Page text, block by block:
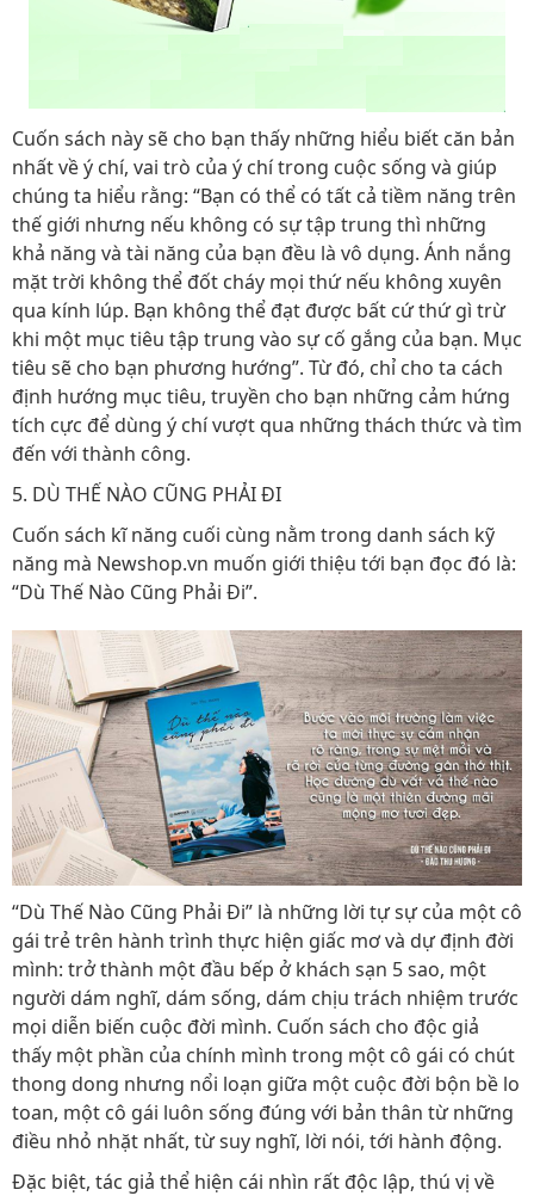
Cuốn sách này sẽ cho bạn thấy những hiểu biết căn bản
nhất về ý chí, vai trò của ý chí trong cuộc sống và giúp
chúng ta hiểu rằng: “Bạn có thể có tất cả tiềm năng trên
thế giới nhưng nếu không có sự tập trung thì những
khả năng và tài năng của bạn đều là vô dụng. Ánh nắng
mặt trời không thể đốt cháy mọi thứ nếu không xuyên
qua kính lúp. Bạn không thể đạt được bất cứ thứ gì trừ
khi một mục tiêu tập trung vào sự cố gắng của bạn. Mục
tiêu sẽ cho bạn phương hướng”. Từ đó, chỉ cho ta cách
định hướng mục tiêu, truyền cho bạn những cảm hứng
tích cực để dùng ý chí vượt qua những thách thức và tìm
đến với thành công.
5. DÙ THẾ NÀO CŨNG PHẢI ĐI
Cuốn sách kĩ năng cuối cùng nằm trong danh sách kỹ
năng mà Newshop.vn muốn giới thiệu tới bạn đọc đó là:
“Dù Thế Nào Cũng Phải Đi”.
“Dù Thế Nào Cũng Phải Đi” là những lời tự sự của một cô
gái trẻ trên hành trình thực hiện giấc mơ và dự định đời
mình: trở thành một đầu bếp ở khách sạn 5 sao, một
người dám nghĩ, dám sống, dám chịu trách nhiệm trước
mọi diễn biến cuộc đời mình. Cuốn sách cho độc giả
thấy một phần của chính mình trong một cô gái có chút
thong dong nhưng nổi loạn giữa một cuộc đời bộn bề lo
toan, một cô gái luôn sống đúng với bản thân từ những
điều nhỏ nhặt nhất, từ suy nghĩ, lời nói, tới hành động.
Đặc biệt, tác giả thể hiện cái nhìn rất độc lập, thú vị về